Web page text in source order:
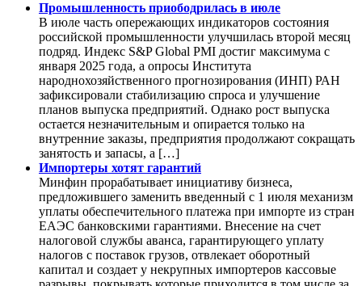
Промышленность приободрилась в июле
В июле часть опережающих индикаторов состояния
российской промышленности улучшилась второй месяц
подряд. Индекс S&P Global PMI достиг максимума с
января 2025 года, а опросы Института
народнохозяйственного прогнозирования (ИНП) РАН
зафиксировали стабилизацию спроса и улучшение
планов выпуска предприятий. Однако рост выпуска
остается незначительным и опирается только на
внутренние заказы, предприятия продолжают сокращать
занятость и запасы, а […]
Импортеры хотят гарантий
Минфин прорабатывает инициативу бизнеса,
предложившего заменить введенный с 1 июля механизм
уплаты обеспечительного платежа при импорте из стран
ЕАЭС банковскими гарантиями. Внесение на счет
налоговой службы аванса, гарантирующего уплату
налогов с поставок грузов, отвлекает оборотный
капитал и создает у некрупных импортеров кассовые